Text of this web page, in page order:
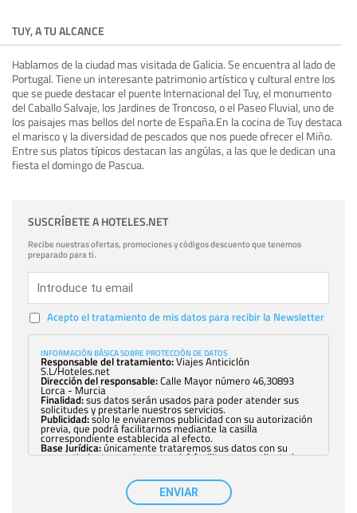
TUY, A TU ALCANCE
Hablamos de la ciudad mas visitada de Galicia. Se encuentra al lado de
Portugal. Tiene un interesante patrimonio artístico y cultural entre los
que se puede destacar el puente Internacional del Tuy, el monumento
del Caballo Salvaje, los Jardines de Troncoso, o el Paseo Fluvial, uno de
los paisajes mas bellos del norte de España.En la cocina de Tuy destaca
el marisco y la diversidad de pescados que nos puede ofrecer el Miño.
Entre sus platos típicos destacan las angúlas, a las que le dedican una
fiesta el domingo de Pascua.
SUSCRÍBETE A HOTELES.NET
Recibe nuestras ofertas, promociones y códigos descuento que tenemos
preparado para ti.
Acepto el tratamiento de mis datos para recibir la Newsletter
INFORMACIÓN BÁSICA SOBRE PROTECCIÓN DE DATOS
Responsable del tratamiento:Viajes Anticiclón
S.L/Hoteles.net
Dirección del responsable:Calle Mayor número 46,30893
Lorca - Murcia
Finalidad:sus datos serán usados para poder atender sus
solicitudes y prestarle nuestros servicios.
Publicidad:solo le enviaremos publicidad con su autorización
previa, que podrá facilitarnos mediante la casilla
correspondiente establecida al efecto.
Base Jurídica:únicamente trataremos sus datos con su
consentimiento previo, que podrá facilitarnos mediante la
con carácter general, sólo el personal de
nuestra entidad que esté debidamente autorizado podrá
tener conocimiento de la información que le pedimos. No se
comunicarán datos a terceros.
ENVIAR